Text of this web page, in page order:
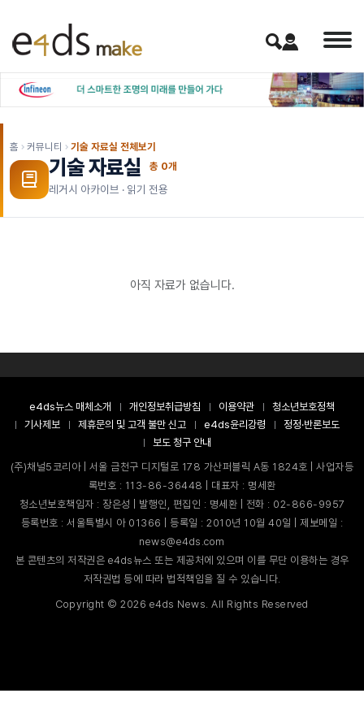
홈 커뮤니티 기술 자료실 전체보기
기술 자료실 총 0개
레거시 아카이브 · 읽기 전용
아직 자료가 없습니다.
e4ds뉴스 매체소개 개인정보취급방침 이용약관
청소년보호정책
기사제보
제휴문의 및 고객 불만 신고 e4ds윤리강령
정정·반론보도
보도 청구 안내
(주)채널5코리아 | 서울 금천구 디지털로 178 가산퍼블릭 A동 1824호 | 사업자등
록번호 : 113-86-36448 | 대표자 : 명세환
청소년보호책임자 : 장은성 | 발행인, 편집인 : 명세환 | 전화 : 02-866-9957
등록번호 : 서울특별시 아 01366 | 등록일 : 2010년 10월 40일 | 제보메일 :
news@e4ds.com
본 콘텐츠의 저작권은 e4ds뉴스 또는 제공처에 있으며 이를 무단 이용하는 경우
저작권법 등에 따라 법적책임을 질 수 있습니다.
Copyright ©2026 e4ds News. All Rights Reserved